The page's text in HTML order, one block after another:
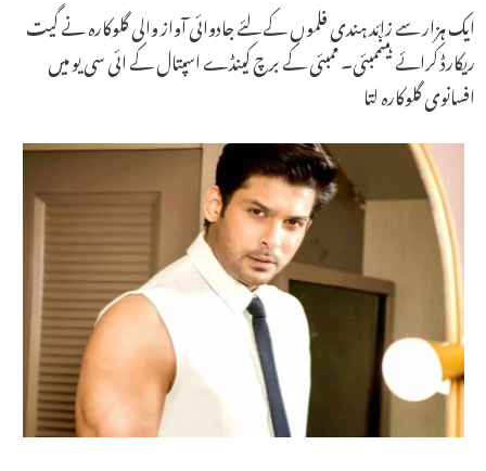
ایک ہزار سے زائد ہندی فلموں کے لئے جادوائی آواز والی گلوکارہ نے گیت
ریکارڈ کرائے ہیںممبئی۔ ممبئی کے برچ کینڈے اسپتال کے ائی سی یو میں
افسانوی گلوکارہ لتا